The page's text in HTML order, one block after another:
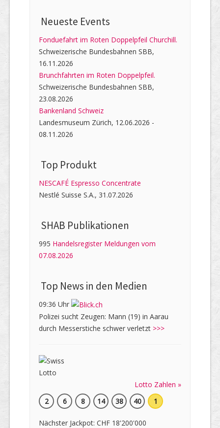
Neueste Events
Fonduefahrt im Roten Doppelpfeil Churchill.
Schweizerische Bundesbahnen SBB,
16.11.2026
Brunchfahrten im Roten Doppelpfeil.
Schweizerische Bundesbahnen SBB,
23.08.2026
Bankenland Schweiz
Landesmuseum Zürich, 12.06.2026 -
08.11.2026
Top Produkt
NESCAFÉ Espresso Concentrate
Nestlé Suisse S.A., 31.07.2026
SHAB Publi­kati­onen
995 Handelsregister Meldungen vom
07.08.2026
Top News in den Medien
09:36 Uhr
Polizei sucht Zeugen: Mann (19) in Aarau
durch Messerstiche schwer verletzt >>>
Lotto Zahlen »
2
6 8 14 38 40 1
Nächster Jackpot: CHF 18'200'000